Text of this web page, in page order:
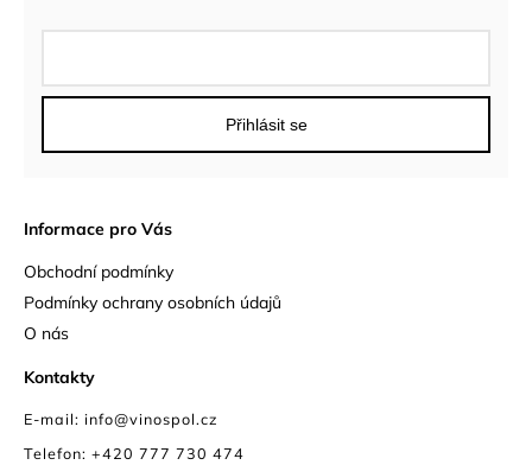
Přihlásit se
Informace pro Vás
Obchodní podmínky
Podmínky ochrany osobních údajů
O nás
Kontakty
E-mail: info@vinospol.cz
Telefon: +420 777 730 474